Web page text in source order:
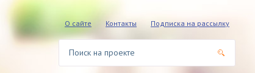
О сайте Контакты Подписка на рассылку